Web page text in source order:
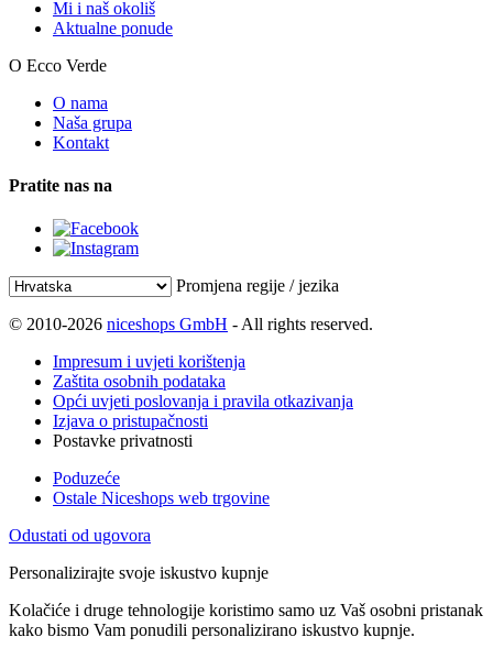
Mi i naš okoliš
Aktualne ponude
O Ecco Verde
O nama
Naša grupa
Kontakt
Pratite nas na
Promjena regije / jezika
© 2010-2026 niceshops GmbH - All rights reserved.
Impresum i uvjeti korištenja
Zaštita osobnih podataka
Opći uvjeti poslovanja i pravila otkazivanja
Izjava o pristupačnosti
Postavke privatnosti
Poduzeće
Ostale Niceshops web trgovine
Odustati od ugovora
Personalizirajte svoje iskustvo kupnje
Kolačiće i druge tehnologije koristimo samo uz Vaš osobni pristanak
kako bismo Vam ponudili personalizirano iskustvo kupnje.